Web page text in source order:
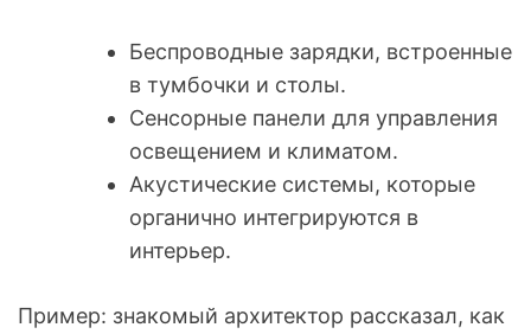
Беспроводные зарядки, встроенные
в тумбочки и столы.
Сенсорные панели для управления
освещением и климатом.
Акустические системы, которые
органично интегрируются в
интерьер.
Пример: знакомый архитектор рассказал, как